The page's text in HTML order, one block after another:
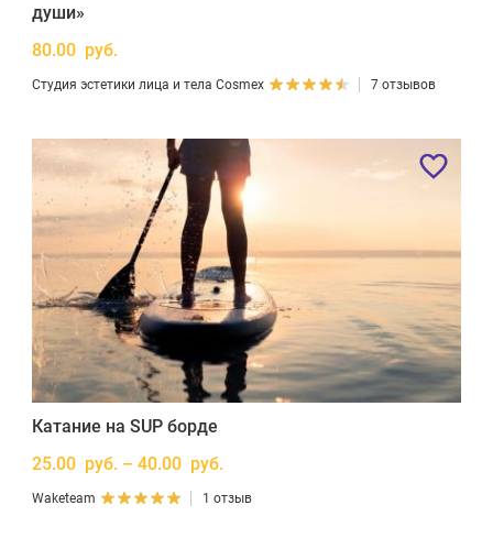
души»
80.00 руб.
Студия эстетики лица и тела Cosmex 7 отзывов
Катание на SUP борде
25.00 руб. – 40.00 руб.
Waketeam 1 отзыв